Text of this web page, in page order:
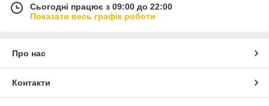
Сьогодні працює з 09:00 до 22:00
Показати весь графік роботи
Про нас
Контакти